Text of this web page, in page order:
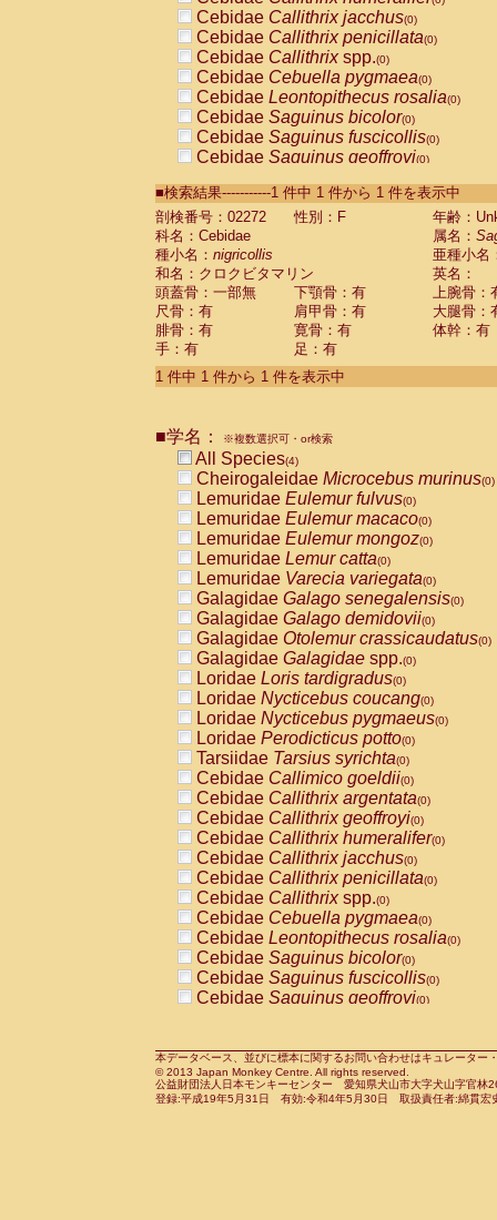
Cebidae Callithrix jacchus(0)
Cebidae Callithrix penicillata(0)
Cebidae Callithrixspp.(0)
Cebidae Cebuella pygmaea(0)
Cebidae Leontopithecus rosalia(0)
Cebidae Saguinus bicolor(0)
Cebidae Saguinus fuscicollis(0)
Cebidae Saguinus geoffroyi(0)
CebidaeSaguinus labiatus(0)
Cebidae Saguinus leucopus (0)
Cebidae
CebidaeSaguinus mystax
CebidaeSaguinus nigricollis (1)
Cebidae Saguinus oedipus
Cebidae Saguinus weddelli
Cebidae Saguinusspp.
Cebidae Aotus trivirgatus
Cebidae Cebus albifrons
CebidaeCebus nigrivittatus
CebidaeCebus
CebidaeSaimiri boliviensis(0)
CebidaeSaimiri sciureus(0)
AtelidaeAlouatta caraya(0)
AtelidaeAlouatta fusca(0)
AtelidaeAlouatta seniculus
AtelidaeAlouattaspp.(0)
AtelidaeAteles belzebuth(0)
AtelidaeAteles geoffroyi(0)
AtelidaeAteles paniscus(0)
AtelidaeAtelesspp.(0)
Atelidae Lagothrix lagothricha
AtelidaeLagothrix lagothricha cana
PitheciidaeCacajao calvus
PitheciidaeCallicebus cupreus
PitheciidaeCallicebus donacophilus
PitheciidaeCallicebus moloch
PitheciidaeCallicebus torquatus
PitheciidaeCallicebusspp.(0)
PitheciidaeChiropotes satanas(0)
PitheciidaePithecia monachus
PitheciidaePithecia pithecia(0)
CercopithecidaeCercocebus agilis
CercopithecidaeCercocebus
CercopithecidaeCercocebus
CercopithecidaeCercocebus
CercopithecidaeCercocebus
CercopithecidaeCercocebushybrid
CercopithecidaePapio anubis(0)
CercopithecidaePapio cynocephalus
CercopithecidaePapio hamadryas(0)
■検索結果-----------1 件中 1 件から 1 件を表示中
剖検番号：02272
性別：F
年齢：
科名：Cebidae
属名：
種小名： nigricollis
亜種小名
和名：クロクビタマリン
英名：
頭蓋骨：一部無
下顎骨：有
上腕骨：
尺骨：有
肩甲骨：有
大腿骨：
腓骨：有
寛骨：有
体幹：有
手：有
足：有
1 件中 1 件から 1 件を表示中
■学名： ※複数選択可・or検索
All Species(4)
Cheirogaleidae Microcebus murinus(0)
Lemuridae Eulemur fulvus(0)
Lemuridae Eulemur macaco(0)
Lemuridae Eulemur mongoz(0)
Lemuridae Lemur catta(0)
Lemuridae Varecia variegata(0)
Galagidae Galago senegalensis(0)
Galagidae Galago demidovii(0)
Galagidae Otolemur crassicaudatus(0)
Galagidae Galagidae spp.(0)
Loridae Loris tardigradus(0)
Loridae Nycticebus coucang(0)
Loridae Nycticebus pygmaeus(0)
Loridae Perodicticus potto(0)
Tarsiidae Tarsius syrichta(0)
Cebidae Callimico goeldii(0)
Cebidae Callithrix argentata(0)
Cebidae Callithrix geoffroyi(0)
Cebidae Callithrix humeralifer(0)
Cebidae Callithrix jacchus(0)
Cebidae Callithrix penicillata(0)
Cebidae Callithrixspp.(0)
Cebidae Cebuella pygmaea(0)
Cebidae Leontopithecus rosalia(0)
Cebidae Saguinus bicolor(0)
Cebidae Saguinus fuscicollis(0)
Cebidae Saguinus geoffroyi(0)
CebidaeSaguinus leucopus(0)
CebidaeSaguinus midas(0)
Cebidae Saguinus mystax(0)
本データベース、並びに標本に関するお問い合わせはキュレータ
© 2013 Japan Monkey Centre. All rights reserved.
公益財団法人日本モンキーセンター 愛知県犬山市大字犬山字官
登録:平成19年5月31日 有効:令和4年5月30日 取扱責任者:綿貫宏